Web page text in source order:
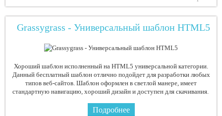
Grassygrass - Универсальный шаблон HTML5
Хороший шаблон исполненный на HTML5 универсальной категории.
Данный бесплатный шаблон отлично подойдет для разработки любых
типов веб-сайтов. Шаблон оформлен в светлой манере, имеет
стандартную навигацию, хороший дизайн и доступен для скачивания.
Подробнее